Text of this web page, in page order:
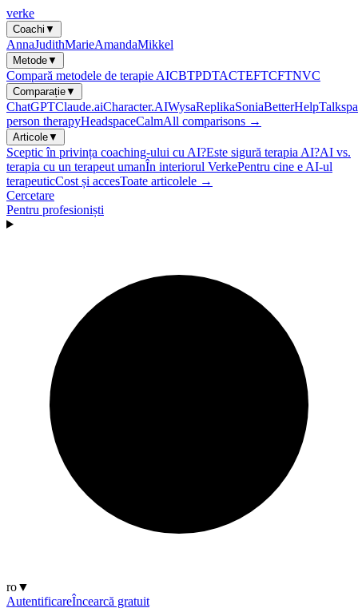
verke
Coachi ▼
AnnaJudithMarieAmandaMikkel
Metode▼
Compară metodele de terapie AICBTPDTACTEFTCFTNVC
Comparație▼
ChatGPTClaude.aiCharacter.AIWysaReplikaSoniaBetterHelp
person therapyHeadspaceCalmAll comparisons →
Articole▼
Sceptic în privința coaching-ului cu AI?Este sigură terapia AI?AI vs.
terapia cu un terapeut umanÎn interiorul VerkePentru cine e AI-ul
terapeuticCost și accesToate articolele →
Cercetare
Pentru profesioniști
ro▼
AutentificareÎncearcă gratuit